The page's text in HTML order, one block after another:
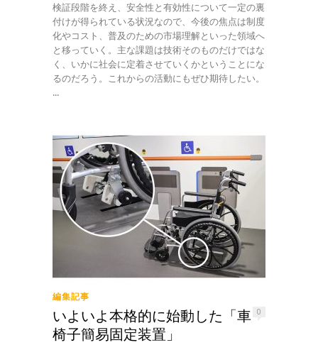
検証段階を終え、安全性と有効性について一定の裏
付けが得られている状況なので、今後の焦点は制度
化やコスト、普及のための市場理解といった領域へ
と移っていく。主な課題は技術そのものだけではな
く、いかに社会に定着させていくかということにな
るのだろう。これからの活動にもぜひ期待したい。
...
編集記事
0
いよいよ本格的に始動した「車
椅子簡易固定装置」